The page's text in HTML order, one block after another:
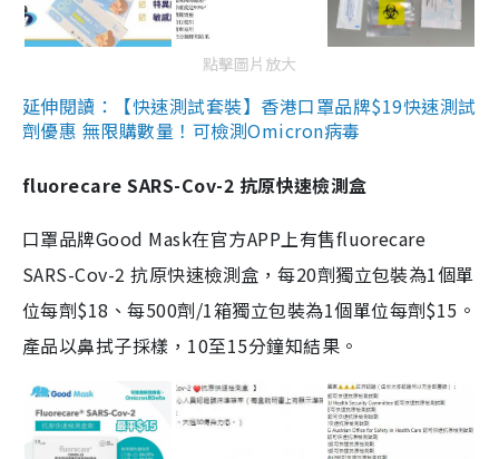
點擊圖片放大
延伸閱讀：【快速測試套裝】香港口罩品牌$19快速測試
劑優惠 無限購數量！可檢測Omicron病毒
fluorecare SARS-Cov-2 抗原快速檢測盒
口罩品牌Good Mask在官方APP上有售fluorecare
SARS-Cov-2 抗原快速檢測盒，每20劑獨立包裝為1個單
位每劑$18、每500劑/1箱獨立包裝為1個單位每劑$15。
產品以鼻拭子採樣，10至15分鐘知結果。